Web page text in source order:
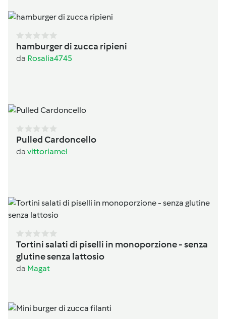
hamburger di zucca ripieni
da Rosalia4745
Pulled Cardoncello
da vittoriamel
Tortini salati di piselli in monoporzione - senza
glutine senza lattosio
da Magat